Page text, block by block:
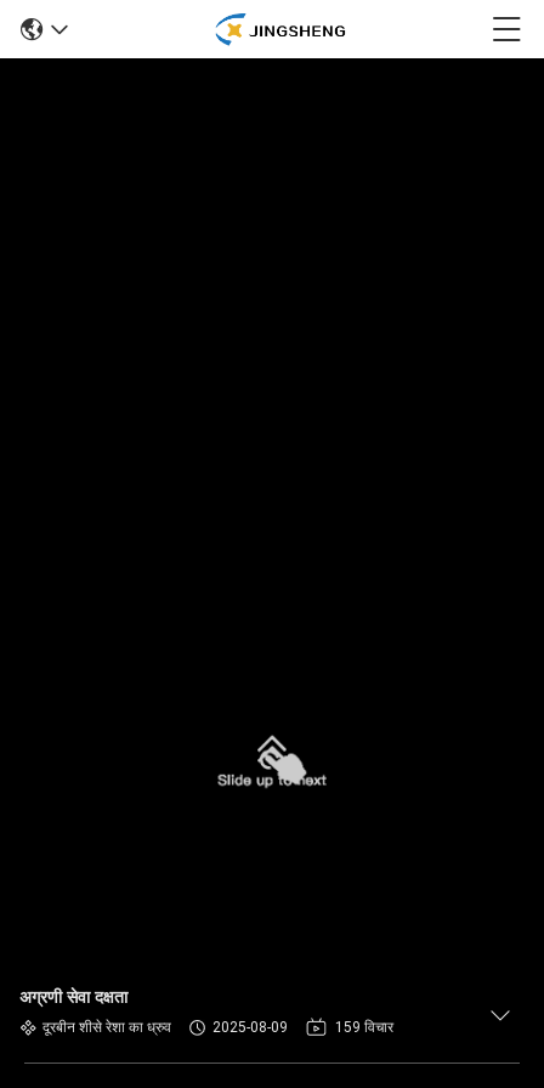
अग्रणी सेवा दक्षता
दूरबीन शीसे रेशा का ध्रुव 2025-08-09 159 विचार